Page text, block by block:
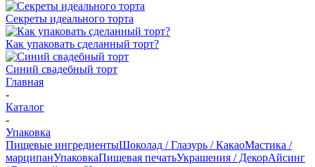
Секреты идеального торта
Как упаковать сделанный торт?
Синий свадебный торт
Главная
-
Каталог
-
Упаковка
Пищевые ингредиентыШоколад / Глазурь / КакаоМастика /
марципанУпаковкаПищевая печатьУкрашения / ДекорАйсинг